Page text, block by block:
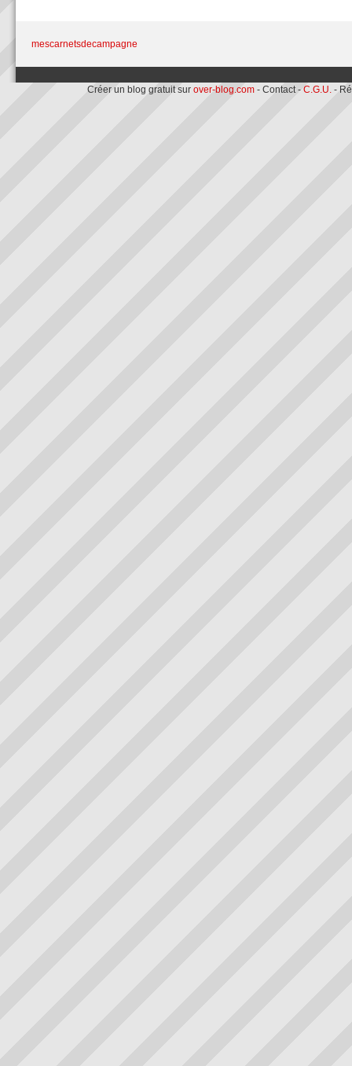
mescarnetsdecampagne
Créer un blog gratuit sur over-blog.com- Contact - C.G.U.-